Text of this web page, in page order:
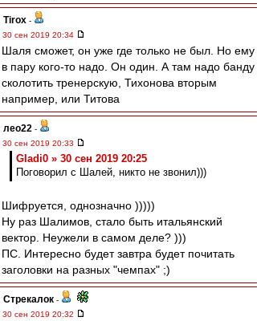
Tirox -
30 сен 2019 20:34
Шаля сможет, он уже где только не был. Но ему
в пару кого-то надо. Он один. А там надо банду
сколотить тренерскую, Тихонова вторым
например, или Титова
лео22 -
30 сен 2019 20:33
Gladi0 » 30 сен 2019 20:25
Поговорил с Шалей, никто не звонил)))
Шифруется, однозначно )))))
Ну раз Шалимов, стало быть итальянский
вектор. Неужели в самом деле? )))
ПС. Интересно будет завтра будет почитать
заголовки на разных "чемпах" ;)
Стрекалок -
30 сен 2019 20:32